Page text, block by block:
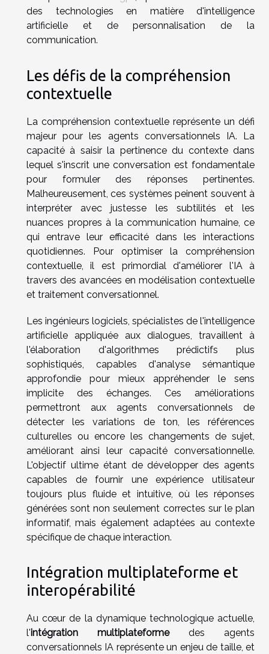
des technologies en matière d'intelligence
artificielle et de personnalisation de la
communication.
Les défis de la compréhension
contextuelle
La compréhension contextuelle représente un défi
majeur pour les agents conversationnels IA. La
capacité à saisir la pertinence du contexte dans
lequel s'inscrit une conversation est fondamentale
pour formuler des réponses pertinentes.
Malheureusement, ces systèmes peinent souvent à
interpréter avec justesse les subtilités et les
nuances propres à la communication humaine, ce
qui entrave leur efficacité dans les interactions
quotidiennes. Pour optimiser la compréhension
contextuelle, il est primordial d'améliorer l'IA à
travers des avancées en modélisation contextuelle
et traitement conversationnel.
Les ingénieurs logiciels, spécialistes de l'intelligence
artificielle appliquée aux dialogues, travaillent à
l'élaboration d'algorithmes prédictifs plus
sophistiqués, capables d'analyse sémantique
approfondie pour mieux appréhender le sens
implicite des échanges. Ces améliorations
permettront aux agents conversationnels de
détecter les variations de ton, les références
culturelles ou encore les changements de sujet,
améliorant ainsi leur capacité conversationnelle.
L'objectif ultime étant de développer des agents
capables de fournir une expérience utilisateur
toujours plus fluide et intuitive, où les réponses
générées sont non seulement correctes sur le plan
informatif, mais également adaptées au contexte
spécifique de chaque interaction.
Intégration multiplateforme et
interopérabilité
Au cœur de la dynamique technologique actuelle,
l'intégration multiplateformedes agents
conversationnels IA représente un enjeu de taille, et